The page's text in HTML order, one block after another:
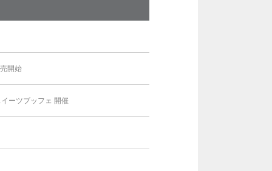
開始
ーツブッフェ 開催